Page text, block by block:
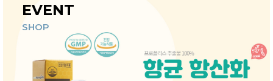
EVENT
SHOP